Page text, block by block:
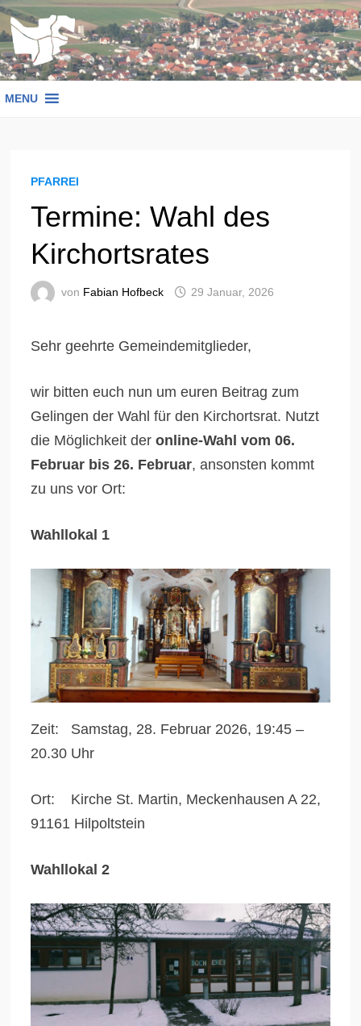
Zum
Inhalt
springen
MENU
PFARREI
Termine: Wahl des
Kirchortsrates
von Fabian Hofbeck 29 Januar, 2026
Sehr geehrte Gemeindemitglieder,
wir bitten euch nun um euren Beitrag zum
Gelingen der Wahl für den Kirchortsrat. Nutzt
die Möglichkeit deronline-Wahl vom 06.
Februar bis 26. Februar, ansonsten kommt
zu uns vor Ort:
Wahllokal 1
Zeit: Samstag, 28. Februar 2026, 19:45 –
20.30 Uhr
Ort: Kirche St. Martin, Meckenhausen A 22,
91161 Hilpoltstein
Wahllokal 2